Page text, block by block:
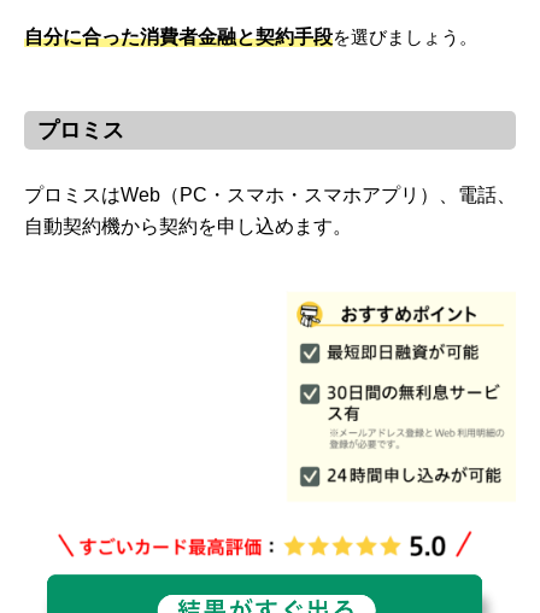
自分に合った消費者金融と契約手段を選びましょう。
プロミス
プロミスはWeb（PC・スマホ・スマホアプリ）、電話、
自動契約機から契約を申し込めます。